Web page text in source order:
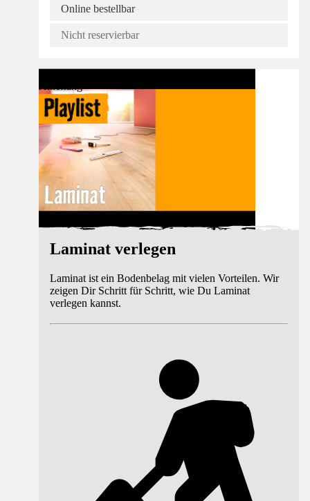
Online bestellbar
Nicht reservierbar
Laminat verlegen
Laminat ist ein Bodenbelag mit vielen Vorteilen. Wir
zeigen Dir Schritt für Schritt, wie Du Laminat
verlegen kannst.